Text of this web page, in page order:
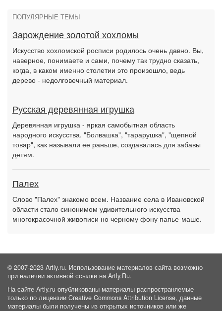
ПОПУЛЯРНЫЕ ТЕМЫ
Зарождение золотой хохломы
Искусство хохломской росписи родилось очень давно. Вы,
наверное, понимаете и сами, почему так трудно сказать,
когда, в каком именно столетии это произошло, ведь
дерево - недолговечный материал.
Русская деревянная игрушка
Деревянная игрушка - яркая самобытная область
народного искусства. "Болвашка", "тарарушка", "щепной
товар", как называли ее раньше, создавалась для забавы
детям.
Палех
Слово "Палех" знакомо всем. Название села в Ивановской
области стало синонимом удивительного искусства
многокрасочной живописи но черному фону папье-маше.
© 2007-2023 Artly.ru. Использование материалов сайта возможно
при наличии активной ссылки на Artly.Ru.
На сайте Artly.ru опубликованы материалы распространяемые
только по лицензии Creative Commons Attribution License, данные
материалы были получены из открытых источников или же